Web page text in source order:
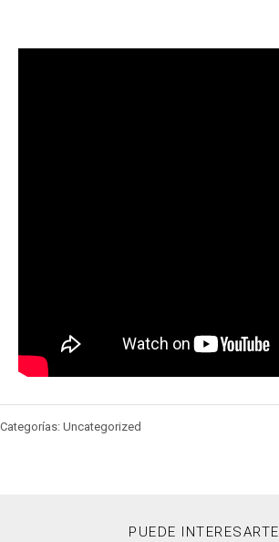
Categorías: Uncategorized
PUEDE INTERESARTE